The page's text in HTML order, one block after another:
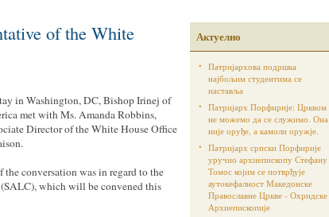
of the White
in Washington, DC, Bishop Irinej of
met with Ms. Amanda Robbins,
Director of the White House Office
the conversation was in regard to the
which will be convened this
Актуелно
Патријархова подршка
најбољим студентима се
наставља
Патријарх Порфирије: Црквом
не можемо да се служимо. Она
није оруђе, а камоли оружје.
Патријарх српски Порфирије
уручио архиепископу Стефану
Томос којим се потврђује
аутoкефалност Македонске
Православне Цркве - Охридске
Архиепископије